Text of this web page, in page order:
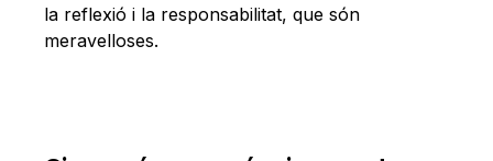
la reflexió i la responsabilitat, que són
meravelloses.